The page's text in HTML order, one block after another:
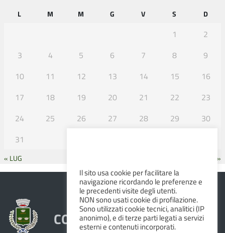
L M M G V S D
1
2
3
4 5 6 7 8
9
10
11 12 13 14 15
16
17
18 19 20 21 22
23
24
25 26 27 28 29
30
31
« LUG SET »
COMUNE DI ALBINEA
Il sito usa cookie per facilitare la
navigazione ricordando le preferenze e
le precedenti visite degli utenti.
NON sono usati cookie di profilazione.
Sono utilizzati cookie tecnici, analitici (IP
anonimo), e di terze parti legati a servizi
esterni e contenuti incorporati.